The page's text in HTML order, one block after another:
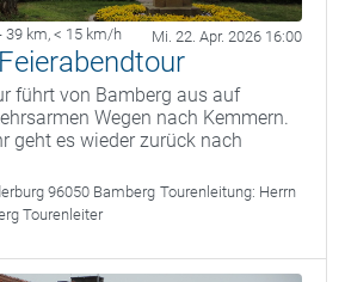
39 km, < 15 km/h Mi. 22. Apr. 2026 16:00
führt von Bamberg aus auf
Wegen nach Kemmern.
geht es wieder zurück nach
96050 Bamberg Tourenleitung: Herrn
Tourenleiter